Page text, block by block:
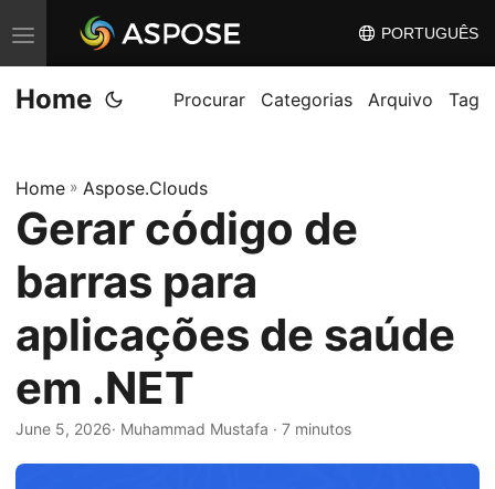
A
l
t
n
a
n
v
e
g
a
ç
PORTUGUÊS
Home Procurar Categorias Arquivo Tag
Home » Aspose.Clouds
Gerar código de
barras para
aplicações de saúde
em .NET
June 5, 2026· Muhammad Mustafa · 7 minutos